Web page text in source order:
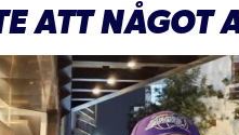
ATT NÅGOT